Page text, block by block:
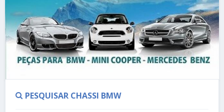
PESQUISAR CHASSI BMW